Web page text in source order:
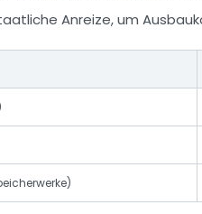
Anreize, um